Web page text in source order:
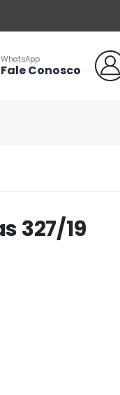
WhatsApp
Fale Conosco
327/19